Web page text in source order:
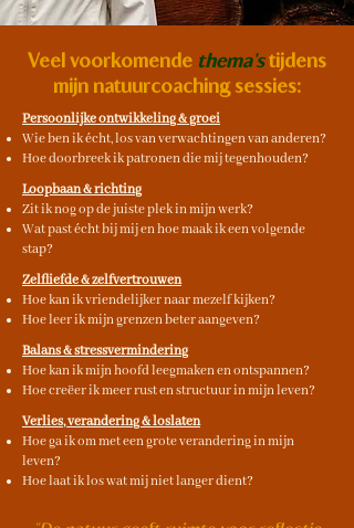
Veel voorkomende thema'stijdens
mijn natuurcoaching sessies:
Persoonlijke ontwikkeling & groei
Wie ben ik écht, los van verwachtingen van anderen?
Hoe doorbreek ik patronen die mij tegenhouden?
Loopbaan & richting
Zit ik nog op de juiste plek in mijn werk?
Wat past écht bij mij en hoe maak ik een volgende
stap?
Zelfliefde & zelfvertrouwen
Hoe kan ik vriendelijker naar mezelf kijken?
Hoe leer ik mijn grenzen beter aangeven?
Balans & stressvermindering
Hoe kan ik mijn hoofd leegmaken en ontspannen?
Hoe creëer ik meer rust en structuur in mijn leven?
Verlies, verandering & loslaten
Hoe ga ik om met een grote verandering in mijn
leven?
Hoe laat ik los wat mij niet langer dient?